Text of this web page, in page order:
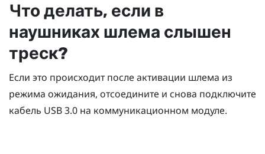
Что делать, если в
наушниках шлема слышен
треск?
Если это происходит после активации шлема из
режима ожидания, отсоедините и снова подключите
кабель USB 3.0 на коммуникационном модуле.